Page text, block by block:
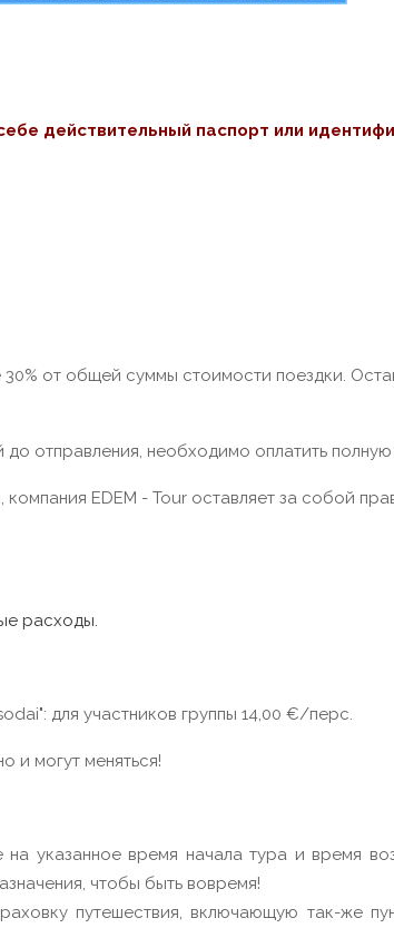
действительный паспорт или
от общей суммы стоимости поездки.
отправления, необходимо оплатить
компания EDEM - Tour оставляет за собой
расходы.
для участников группы 14,00 €/перс.
и могут меняться!
указанное время начала тура и время
чтобы быть вовремя!
путешествия, включающую так-же